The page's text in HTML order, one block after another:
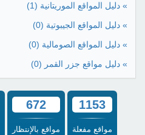
» دليل المواقع الموريتانية (1)
» دليل المواقع الجيبوتية (0)
» دليل المواقع الصومالية (0)
» دليل مواقع جزر القمر (0)
1153
مواقع مفعلة
672
مواقع بالإنتظار